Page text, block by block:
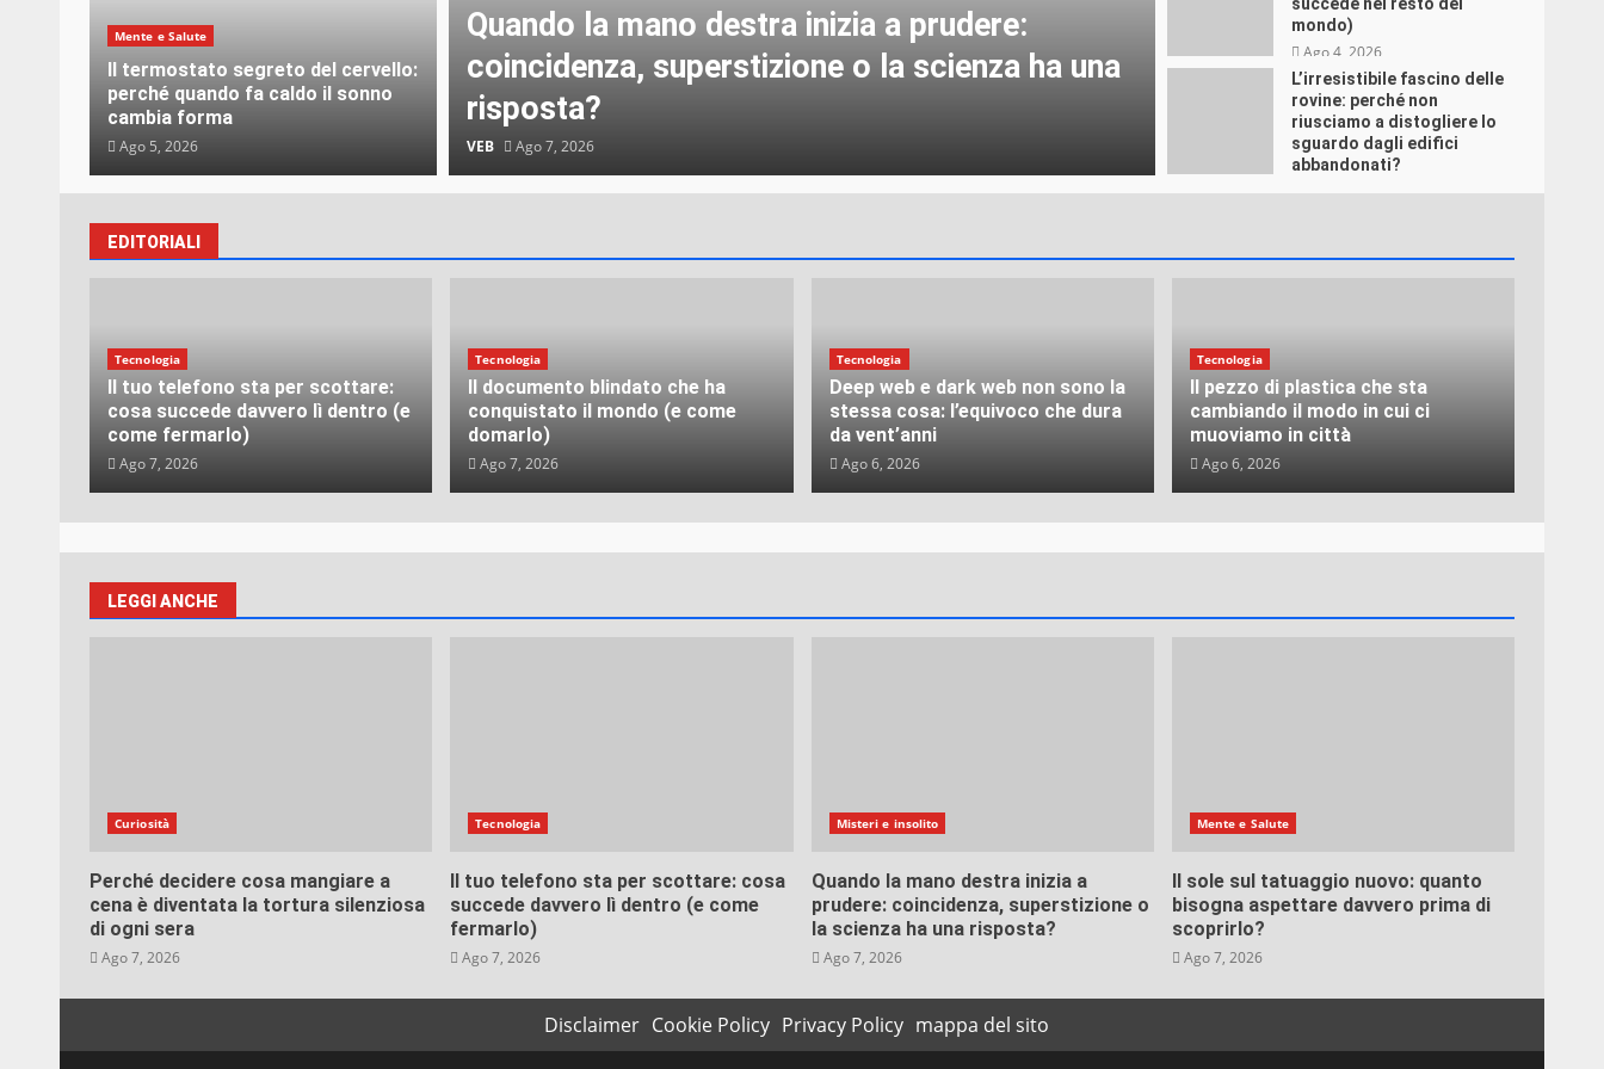
Quando la mano destra inizia a prudere:
coincidenza, superstizione o la scienza ha una
risposta?
VEB Ago 7, 2026
Files non ha mai smesso di farci paura
Misteri e insolito
mondo)
Ago 4, 2026
L’irresistibile fascino delle
rovine: perché non
riusciamo a distogliere lo
sguardo dagli edifici
abbandonati?
Ago 3, 2026
Mente e Salute
Il termostato segreto del cervello:
perché quando fa caldo il sonno
cambia forma
Ago 5, 2026
EDITORIALI
Tecnologia
Il tuo telefono sta per scottare:
cosa succede davvero lì dentro (e
come fermarlo)
Ago 7, 2026
Tecnologia
Il documento blindato che ha
conquistato il mondo (e come
domarlo)
Ago 7, 2026
Tecnologia
Deep web e dark web non sono la
stessa cosa: l’equivoco che dura
da vent’anni
Ago 6, 2026
Tecnologia
Il pezzo di plastica che sta
cambiando il modo in cui ci
muoviamo in città
Ago 6, 2026
LEGGI ANCHE
Curiosità
Perché decidere cosa mangiare a
cena è diventata la tortura silenziosa
di ogni sera
Ago 7, 2026
Tecnologia
Il tuo telefono sta per scottare: cosa
succede davvero lì dentro (e come
fermarlo)
Ago 7, 2026
Misteri e insolito
Quando la mano destra inizia a
prudere: coincidenza, superstizione o
la scienza ha una risposta?
Ago 7, 2026
Mente e Salute
Il sole sul tatuaggio nuovo: quanto
bisogna aspettare davvero prima di
scoprirlo?
Ago 7, 2026
Disclaimer Cookie Policy Privacy Policy mappa del sito